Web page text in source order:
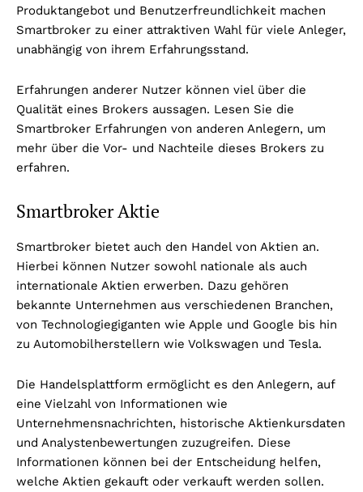
Produktangebot und Benutzerfreundlichkeit machen
Smartbroker zu einer attraktiven Wahl für viele Anleger,
unabhängig von ihrem Erfahrungsstand.
Erfahrungen anderer Nutzer können viel über die
Qualität eines Brokers aussagen. Lesen Sie die
Smartbroker Erfahrungen von anderen Anlegern, um
mehr über die Vor- und Nachteile dieses Brokers zu
erfahren.
Smartbroker Aktie
Smartbroker bietet auch den Handel von Aktien an.
Hierbei können Nutzer sowohl nationale als auch
internationale Aktien erwerben. Dazu gehören
bekannte Unternehmen aus verschiedenen Branchen,
von Technologiegiganten wie Apple und Google bis hin
zu Automobilherstellern wie Volkswagen und Tesla.
Die Handelsplattform ermöglicht es den Anlegern, auf
eine Vielzahl von Informationen wie
Unternehmensnachrichten, historische Aktienkursdaten
und Analystenbewertungen zuzugreifen. Diese
Informationen können bei der Entscheidung helfen,
welche Aktien gekauft oder verkauft werden sollen.